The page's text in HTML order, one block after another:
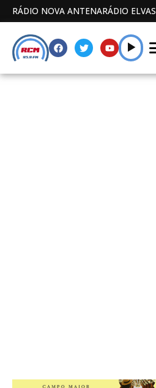
RÁDIO NOVA ANTENARÁDIO ELVAS